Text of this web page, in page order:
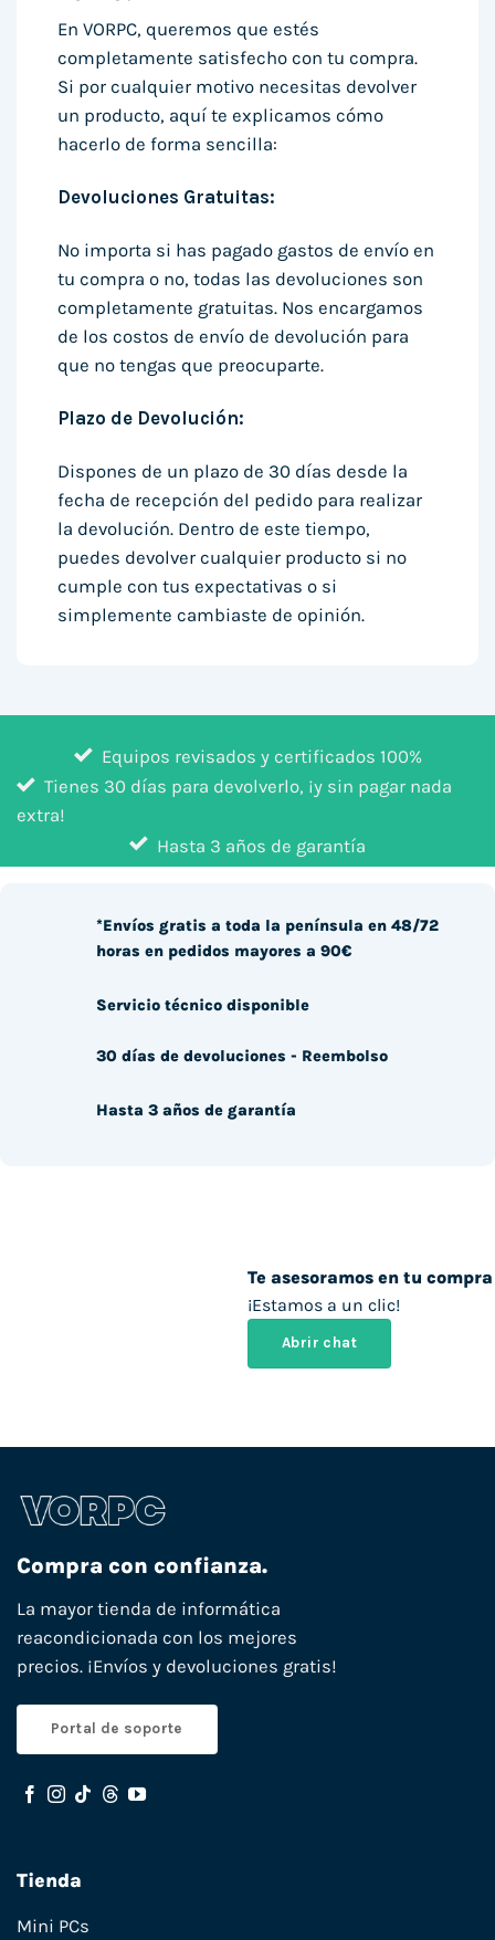
En VORPC, queremos que estés
completamente satisfecho con tu compra.
Si por cualquier motivo necesitas devolver
un producto, aquí te explicamos cómo
hacerlo de forma sencilla:
Devoluciones Gratuitas:
No importa si has pagado gastos de envío en
tu compra o no, todas las devoluciones son
completamente gratuitas. Nos encargamos
de los costos de envío de devolución para
que no tengas que preocuparte.
Plazo de Devolución:
Dispones de un plazo de 30 días desde la
fecha de recepción del pedido para realizar
la devolución. Dentro de este tiempo,
puedes devolver cualquier producto si no
cumple con tus expectativas o si
simplemente cambiaste de opinión.
Equipos revisados y certificados 100%
Tienes 30 días para devolverlo, ¡y sin pagar nada
extra!
Hasta 3 años de garantía
Te asesoramos en tu compra
¡Estamos a un clic!
Abrir chat
*Envíos gratis a toda la península en 48/72
horas en pedidos mayores a 90€
Servicio técnico disponible
30 días de devoluciones - Reembolso
Hasta 3 años de garantía
Compra con confianza.
La mayor tienda de informática
reacondicionada con los mejores
precios. ¡Envíos y devoluciones gratis!
Portal de soporte
Tienda
Mini PCs